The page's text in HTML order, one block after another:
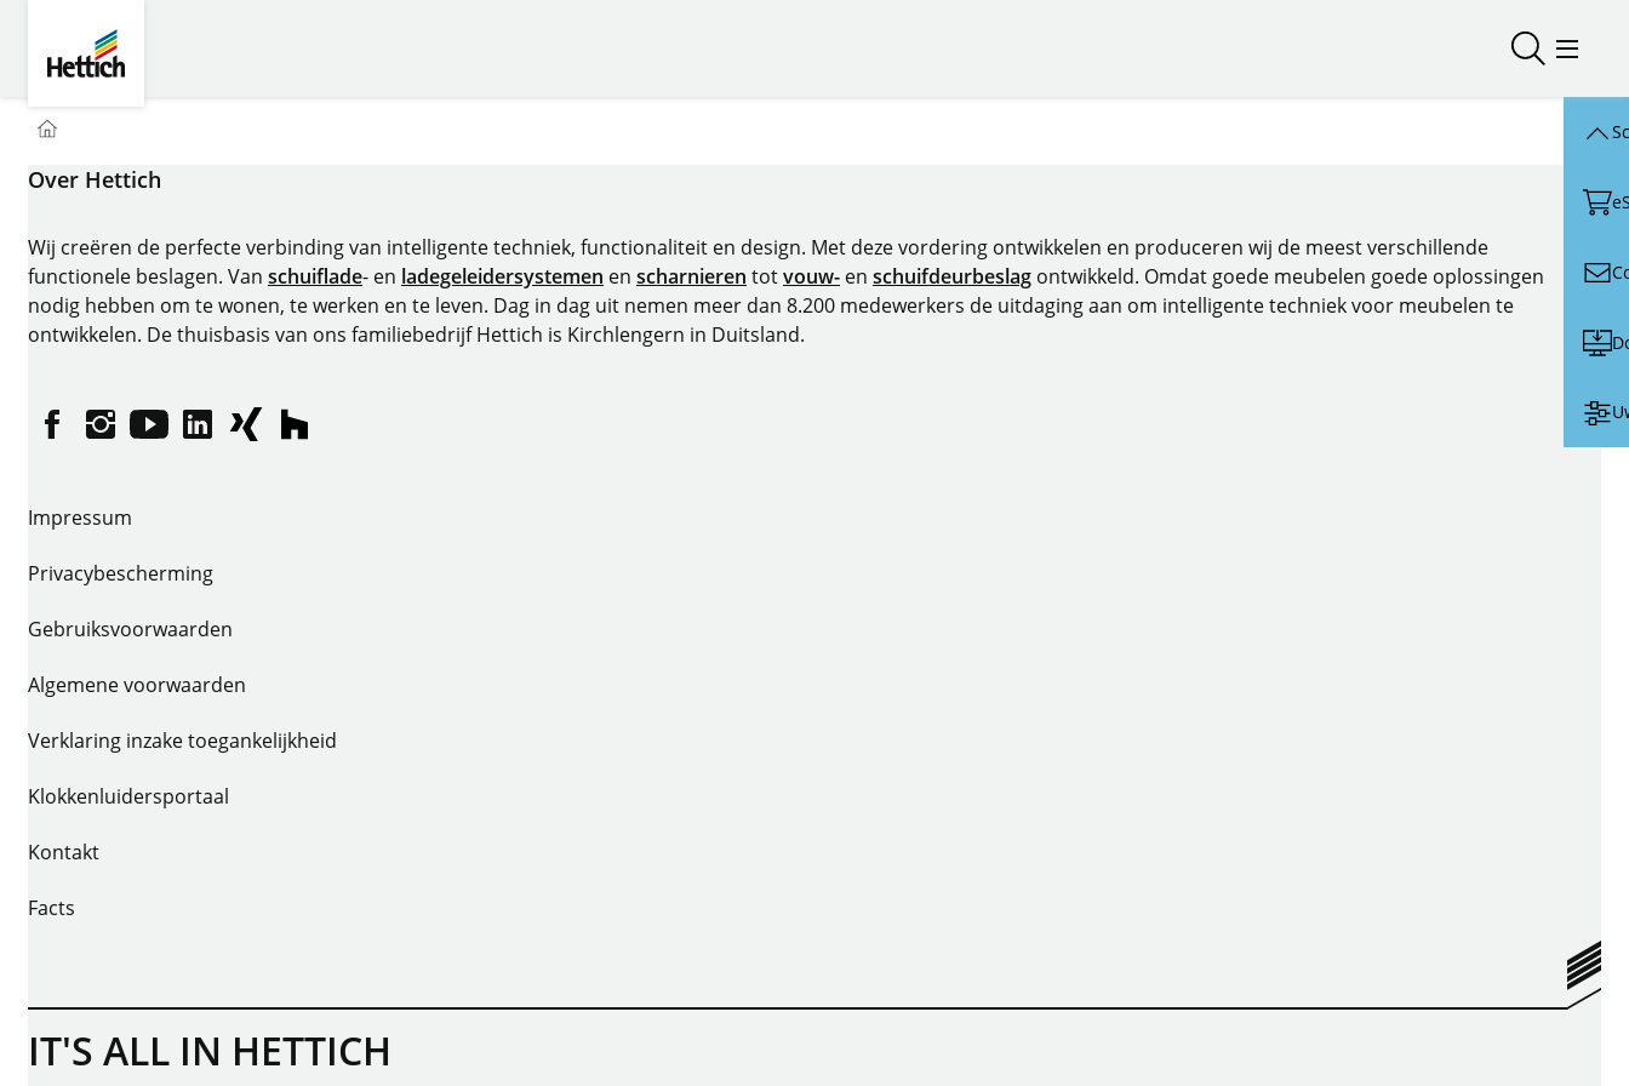
Zoeken
Menu
You are here:
Homepage
Over Hettich
Wij creëren de perfecte verbinding van intelligente techniek, functionaliteit en design. Met deze vordering ontwikkelen en produceren wij de meest verschillende
functionele beslagen. Van schuiflade- en ladegeleidersystemen en scharnieren totvouw- en schuifdeurbeslag ontwikkeld. Omdat goede meubelen goede oplossingen
nodig hebben om te wonen, te werken en te leven. Dag in dag uit nemen meer dan 8.200 medewerkers de uitdaging aan om intelligente techniek voor meubelen te
ontwikkelen. De thuisbasis van ons familiebedrijf Hettich is Kirchlengern in Duitsland.
FacebookInstagram
YouTubeLinkedInXINGhouzz
Impressum
Privacybescherming
Gebruiksvoorwaarden
Algemene voorwaarden
Verklaring inzake toegankelijkheid
Klokkenluidersportaal
Kontakt
Facts
IT'S ALL IN HETTICH